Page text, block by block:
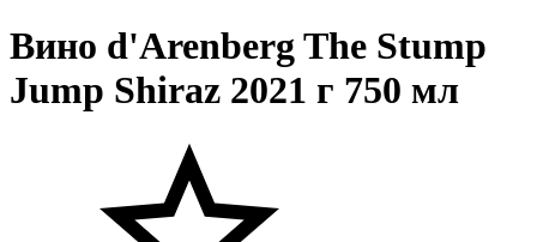
Вино d'Arenberg The Stump
Jump Shiraz 2021 г 750 мл